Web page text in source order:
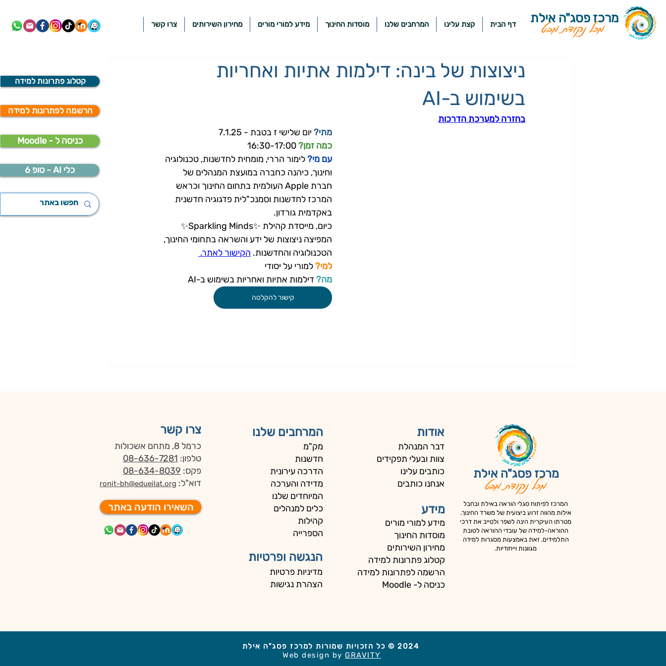
קטלוג פתרונות למידה
הרשמה לפתרונות למידה
Moodle - כניסה ל
כלי AI - טופ 6
מכל נקודת מבט
מרכז פסג"ה אילת דף הבית קצת עלינו המרחבים שלנו מוסדות החינוך מידע למורי מורים מחירון השירותים צרו קשר
ניצוצות של בינה: דילמות אתיות ואחריות
בשימוש ב-AI
בחזרה למערכת הדרכות
מתי? יום שלישי ז בטבת - 7.1.25
כמה זמן? 16:30-17:00
עם מי? לימור הררי, מומחית לחדשנות, טכנולוגיה
וחינוך, כיהנה כחברה במועצת המנהלים של
חברת Apple העולמית בתחום החינוך וכראש
המרכז לחדשנות וסמנכ"לית פדגוגיה חדשנית
באקדמית גורדון.
כיום, מייסדת קהילת ✨Sparkling Minds✨
המפיצה ניצוצות של ידע והשראה בתחומי החינוך,
הטכנולוגיה והחדשנות. הקישור לאתר.
למי? למורי על יסודי
מה? דילמות אתיות ואחריות בשימוש ב-AI
קישור להקלטה
צרו קשר
כרמל 8, מתחם אשכולות
טלפון: 08-636-7281
פקס: 08-634-8039
דוא"ל: ronit-bh@edueilat.org
השאירו הודעה באתר
המרחבים שלנו
מק"מ
חדשנות
הדרכה עירונית
מדידה והערכה
המיוחדים שלנו
כלים למנהלים
קהילות
הספרייה
הנגשה ופרטיות
מדיניות פרטיות
הצהרת נגישות
אודות
דבר המנהלת
צוות ובעלי תפקידים
כותבים עלינו
אנחנו כותבים
מידע
מידע למורי מורים
מוסדות החינוך
מחירון השירותים
קטלוג פתרונות למידה
הרשמה לפתרונות למידה
כניסה ל- Moodle
מרכז פסג"ה אילת
מכל נקודת מבט
המרכז לפיתוח סגלי הוראה באילת ובחבל
אילות מהווה זרוע ביצועית של משרד החינוך.
מטרתו העיקרית הינה לשפר ולטייב את דרכי
ההוראה-למידה של עובדי ההוראה לטובת
התלמידים. זאת באמצעות מסגרות למידה
מגוונות וייחודיות.
© כל הזכויות שמורות למרכז פסג"ה אילת
Web design by GRAVITY